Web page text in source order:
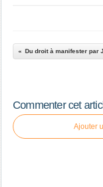
Du droit à manifester par
Commenter cet
Ajouter